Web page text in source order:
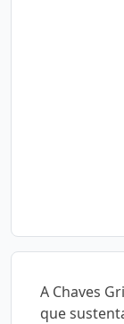
A Chaves
que